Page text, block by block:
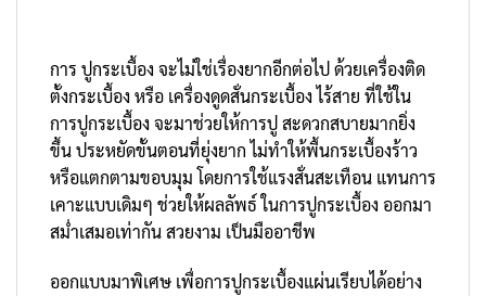
การ ปูกระเบื้อง จะไม่ใช่เรื่องยากอีกต่อไป ด้วยเครื่องติด
ตั้งกระเบื้อง หรือ เครื่องดูดสั่นกระเบื้อง ไร้สาย ที่ใช้ใน
การปูกระเบื้อง จะมาช่วยให้การปู สะดวกสบายมากยิ่ง
ขึ้น ประหยัดขั้นตอนที่ยุ่งยาก ไม่ทำให้พื้นกระเบื้องร้าว
หรือแตกตามขอบมุม โดยการใช้แรงสั่นสะเทือน แทนการ
เคาะแบบเดิมๆ ช่วยให้ผลลัพธ์ ในการปูกระเบื้อง ออกมา
สม่ำเสมอเท่ากัน สวยงาม เป็นมืออาชีพ
ออกแบบมาพิเศษ เพื่อการปูกระเบื้องแผ่นเรียบได้อย่าง